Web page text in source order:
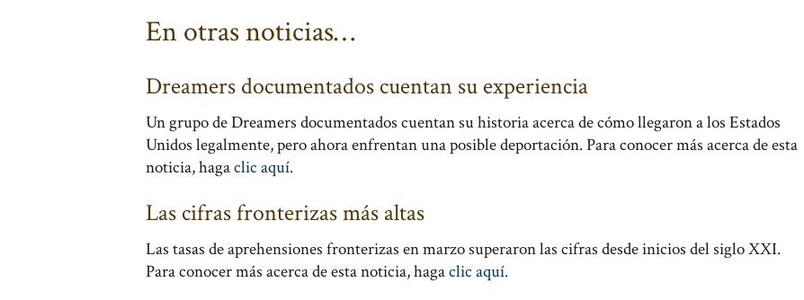
En otras noticias…
Dreamers documentados cuentan su experiencia
Un grupo de Dreamers documentados cuentan su historia acerca de cómo llegaron a los Estados
Unidos legalmente, pero ahora enfrentan una posible deportación. Para conocer más acerca de esta
noticia, hagaclic aquí.
Las cifras fronterizas más altas
Las tasas de aprehensiones fronterizas en marzo superaron las cifras desde inicios del siglo XXI.
Para conocer más acerca de esta noticia, hagaclic aquí.